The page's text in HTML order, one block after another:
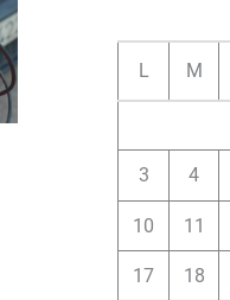
L M
3 4
10 11
17 18